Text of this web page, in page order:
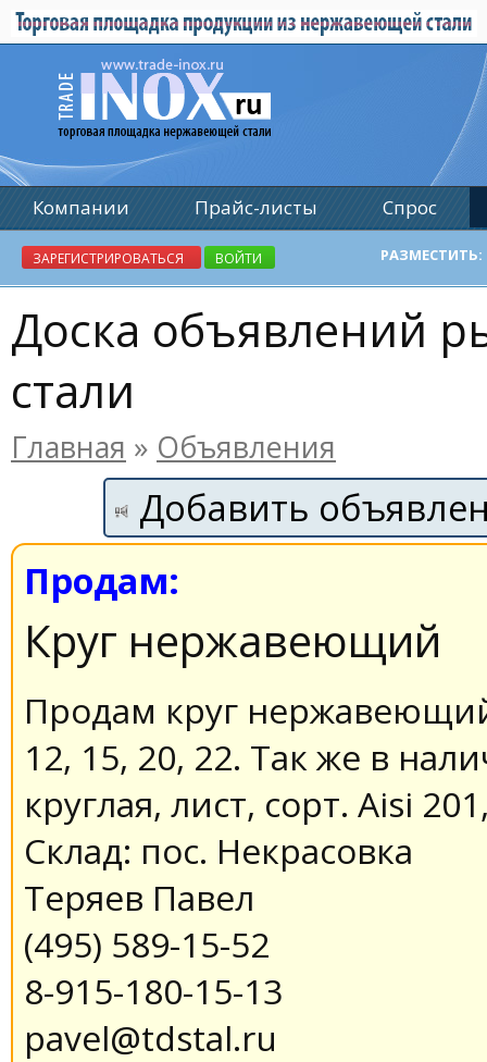
Доска объявлений
стали
Главная » Объявления
Добавить
Продам:
Круг нержавеющий
Продам круг
12, 15, 20, 22. Так же в
круглая, лист, сорт. Aisi
Склад: пос. Некрасовка
Теряев Павел
(495) 589-15-52
8-915-180-15-13
pavel@tdstal.ru
Компании Прайс-листы
Спрос
Реклама
ЗАРЕГИСТРИРОВАТЬСЯ ВОЙТИ РАЗМЕСТИТЬ: